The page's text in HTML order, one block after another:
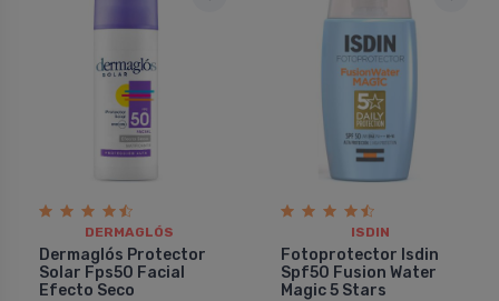
DERMAGLÓS
Dermaglós Protector
Solar Fps50 Facial
Efecto Seco
ISDIN
Fotoprotector Isdin
Spf50 Fusion Water
Magic 5 Stars